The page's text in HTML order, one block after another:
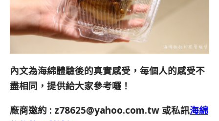
內文為海綿體驗後的真實感受，每個人的感受不
盡相同，提供給大家參考囉！
廠商邀約 : z78625@yahoo.com.tw 或私訊海綿